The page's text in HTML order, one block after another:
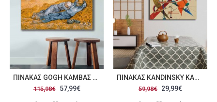
ΠΊΝΑΚΑΣ GOGH ΚΑΜΒΆΣ 70X100CM C471281
115,98€ 57,99€
ΠΊΝΑΚΑΣ KANDINSKY ΚΑΜΒΆΣ 45X70CM C471284
59,98€ 29,99€